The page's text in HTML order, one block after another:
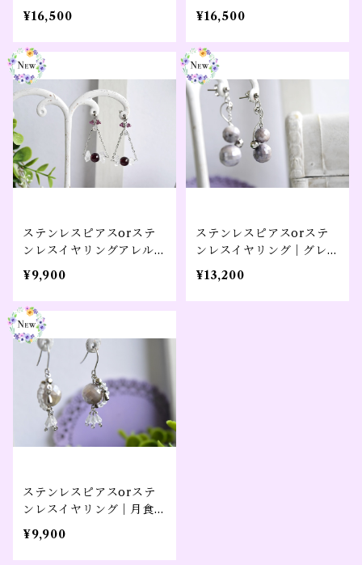
×ラブラドライト×ホワイ
ト淡水パール×水晶／大き
め｜【私に還る】シルバー
カラー（１０周年記念）
¥16,500
×ラブラドライト×ホワイ
ト淡水パール×水晶／大き
め｜【私に還る】シルバー
カラー（１０周年記念）
¥16,500
ステンレスピアスorステ
ンレスイヤリングアレルギ
ー対応｜キャンディモチー
フ／ガーネット×ハーキマ
ーダイヤモンド／大きめ｜
【レイニーキャンディ】シ
ルバーカラー（１０周年記
念）
¥9,900
ステンレスピアスorステ
ンレスイヤリング｜グレー
ムーンストーン／大きめ｜
【光のたどり道】シルバー
カラー、コンビカラー（１
¥13,200
ステンレスピアスorステ
ンレスイヤリング｜月食モ
チーフ／グレームーンスト
ーン×水晶／大きめ｜【夜
のぬくもり】シルバーカラ
¥9,900